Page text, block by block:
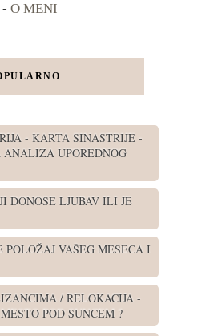
O MENI
- KARTA SINASTRIJE -
ANALIZA UPOREDNOG
DONOSE LJUBAV ILI JE
POLOŽAJ VAŠEG MESECA I
/ RELOKACIJA -
POD SUNCEM ?